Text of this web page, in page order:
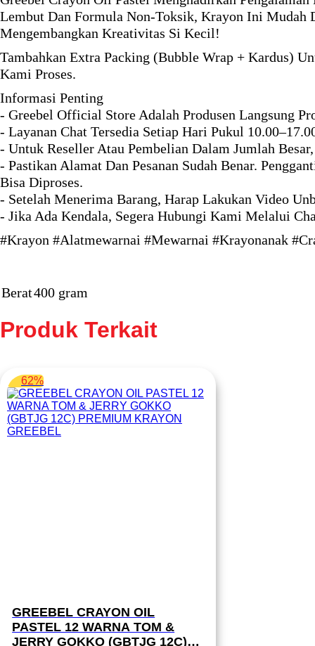
Lembut Dan Formula Non-Toksik, Krayon Ini Mudah
Mengembangkan Kreativitas Si Kecil!
Tambahkan Extra Packing (Bubble Wrap + Kardus)
Kami Proses.
Informasi Penting
- Greebel Official Store Adalah Produsen Langsung
- Layanan Chat Tersedia Setiap Hari Pukul
- Untuk Reseller Atau Pembelian Dalam Jumlah
- Pastikan Alamat Dan Pesanan Sudah Benar.
Bisa Diproses.
- Setelah Menerima Barang, Harap Lakukan Video
- Jika Ada Kendala, Segera Hubungi Kami Melalui
#Krayon #Alatmewarnai #Mewarnai #Krayonanak
Berat400 gram
Produk Terkait
62%
GREEBEL CRAYON OIL
PASTEL 12 WARNA TOM &
JERRY GOKKO (GBTJG 12C)